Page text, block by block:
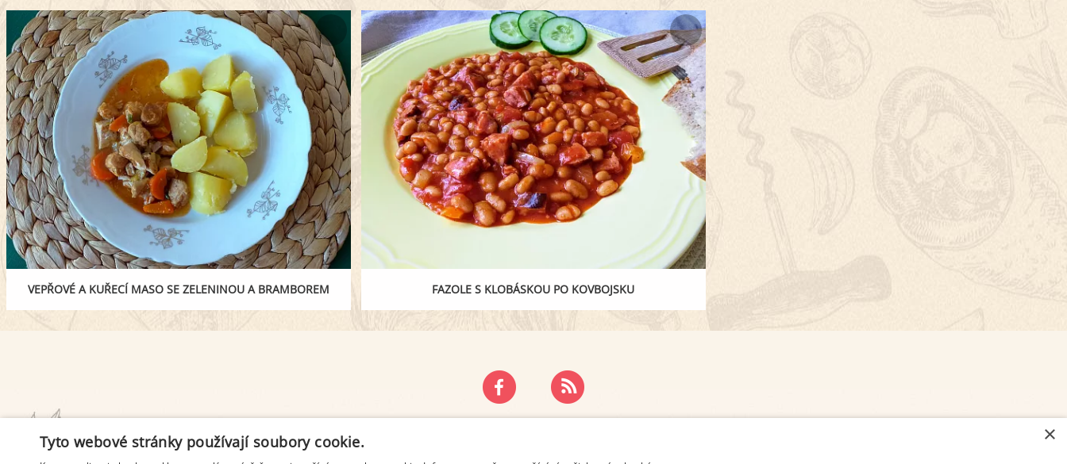
VEPŘOVÉ A KUŘECÍ MASO SE ZELENINOU A BRAMBOREM FAZOLE S KLOBÁSKOU PO KOVBOJSKU
PODMÍNKY UŽITÍ ZÁSADY OCHRANY OSOBNÍCH ÚDAJŮ ×
Tyto webové stránky používají soubory cookie.